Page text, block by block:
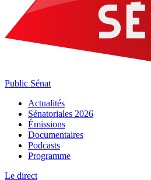
Public Sénat
Actualités
Sénatoriales 2026
Émissions
Documentaires
Podcasts
Programme
Le direct